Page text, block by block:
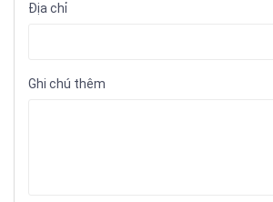
Địa chỉ
Ghi chú thêm